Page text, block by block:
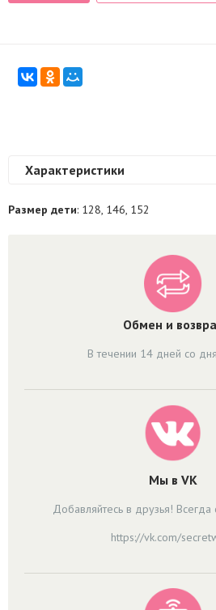
Обмен и
В течении 14 дней со
Мы в VK
Добавляйтесь в друзья! Всегда
https://vk.com/
Характеристики
Размер дети: 128, 146, 152